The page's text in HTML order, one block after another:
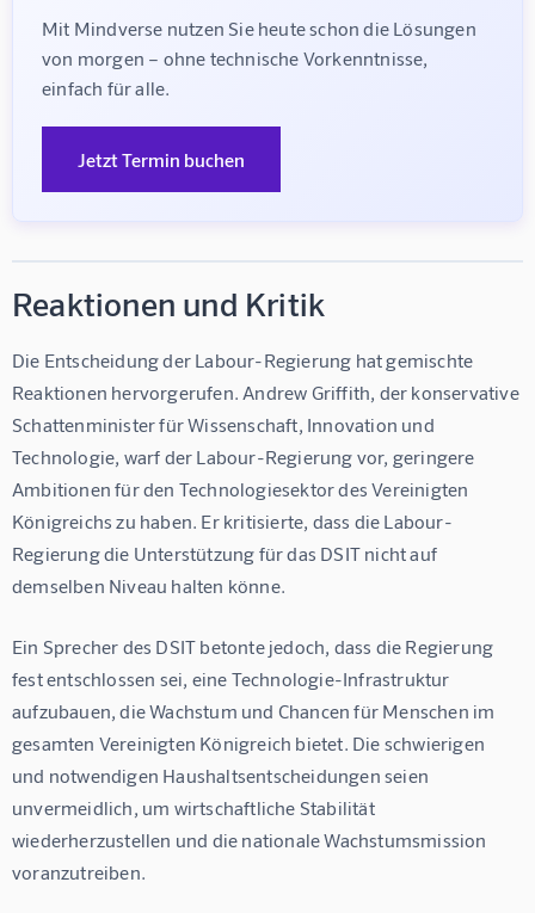
Mit Mindverse nutzen Sie heute schon die Lösungen
von morgen – ohne technische Vorkenntnisse,
einfach für alle.
Jetzt Termin buchen
Reaktionen und Kritik
Die Entscheidung der Labour-Regierung hat gemischte
Reaktionen hervorgerufen. Andrew Griffith, der konservative
Schattenminister für Wissenschaft, Innovation und
Technologie, warf der Labour-Regierung vor, geringere
Ambitionen für den Technologiesektor des Vereinigten
Königreichs zu haben. Er kritisierte, dass die Labour-
Regierung die Unterstützung für das DSIT nicht auf
demselben Niveau halten könne.
Ein Sprecher des DSIT betonte jedoch, dass die Regierung
fest entschlossen sei, eine Technologie-Infrastruktur
aufzubauen, die Wachstum und Chancen für Menschen im
gesamten Vereinigten Königreich bietet. Die schwierigen
und notwendigen Haushaltsentscheidungen seien
unvermeidlich, um wirtschaftliche Stabilität
wiederherzustellen und die nationale Wachstumsmission
voranzutreiben.